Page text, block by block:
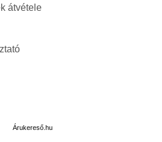
átvétele
Árukereső.hu